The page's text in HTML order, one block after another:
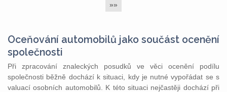
»»
Oceňování automobilů jako součást ocenění
společnosti
Při zpracování znaleckých posudků ve věci ocenění podílu
společnosti běžně dochází k situaci, kdy je nutné vypořádat se s
valuací osobních automobilů. K této situaci nejčastěji dochází při